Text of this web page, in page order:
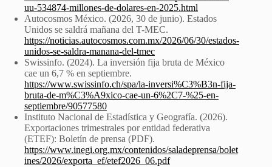
uu-534874-millones-de-dolares-en-2025.html
Autocosmos México. (2026, 30 de junio). Estados
Unidos se saldrá mañana del T-MEC.
https://noticias.autocosmos.com.mx/2026/06/30/estados-
unidos-se-saldra-manana-del-tmec
Swissinfo. (2024). La inversión fija bruta de México
cae un 6,7 % en septiembre.
https://www.swissinfo.ch/spa/la-inversi%C3%B3n-fija-
bruta-de-m%C3%A9xico-cae-un-6%2C7-%25-en-
septiembre/90577580
Instituto Nacional de Estadística y Geografía. (2026).
Exportaciones trimestrales por entidad federativa
(ETEF): Boletín de prensa (PDF).
https://www.inegi.org.mx/contenidos/saladeprensa/bolet
ines/2026/exporta_ef/etef2026_06.pdf